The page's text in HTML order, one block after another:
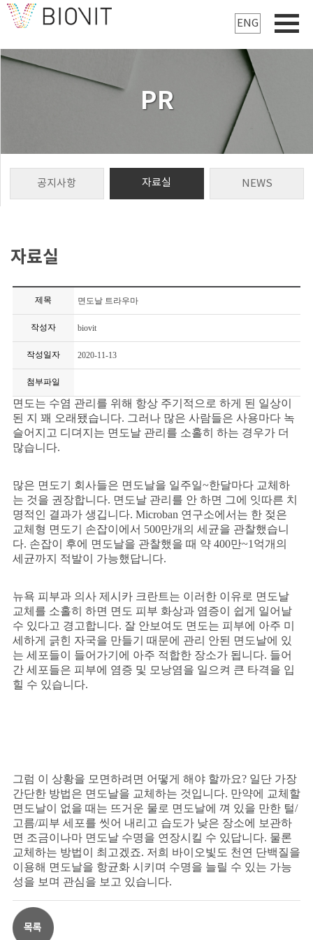
ENG
PR
공지사항 자료실 NEWS
자료실
제목 면도날 트라우마
작성자 biovit
작성일자 2020-11-13
첨부파일
면도는 수염 관리를 위해 항상 주기적으로 하게 된 일상이
된 지 꽤 오래됐습니다. 그러나 많은 사람들은 사용마다 녹
슬어지고 디뎌지는 면도날 관리를 소홀히 하는 경우가 더
많습니다.
많은 면도기 회사들은 면도날을 일주일~한달마다 교체하
는 것을 권장합니다. 면도날 관리를 안 하면 그에 잇따른 치
명적인 결과가 생깁니다. Microban 연구소에서는 한 젖은
교체형 면도기 손잡이에서 500만개의 세균을 관찰했습니
다. 손잡이 후에 면도날을 관찰했을 때 약 400만~1 억개의
세균까지 적발이 가능했답니다.
뉴욕 피부과 의사 제시카 크란트는 이러한 이유로 면도날
교체를 소홀히 하면 면도 피부 화상과 염증이 쉽게 일어날
수 있다고 경고합니다. 잘 안보여도 면도는 피부에 아주 미
세하게 긁힌 자국을 만들기 때문에 관리 안된 면도날에 있
는 세포들이 들어가기에 아주 적합한 장소가 됩니다. 들어
간 세포들은 피부에 염증 및 모낭염을 일으켜 큰 타격을 입
힐 수 있습니다.
그럼 이 상황을 모면하려면 어떻게 해야 할까요? 일단 가장
간단한 방법은 면도날을 교체하는 것입니다. 만약에 교체할
면도날이 없을 때는 뜨거운 물로 면도날에 껴 있을 만한 털/
고름/피부 세포를 씻어 내리고 습도가 낮은 장소에 보관하
면 조금이나마 면도날 수명을 연장시킬 수 있답니다. 물론
교체하는 방법이 최고겠죠. 저희 바이오빛도 천연 단백질을
이용해 면도날을 항균화 시키며 수명을 늘릴 수 있는 가능
성을 보며 관심을 보고 있습니다.